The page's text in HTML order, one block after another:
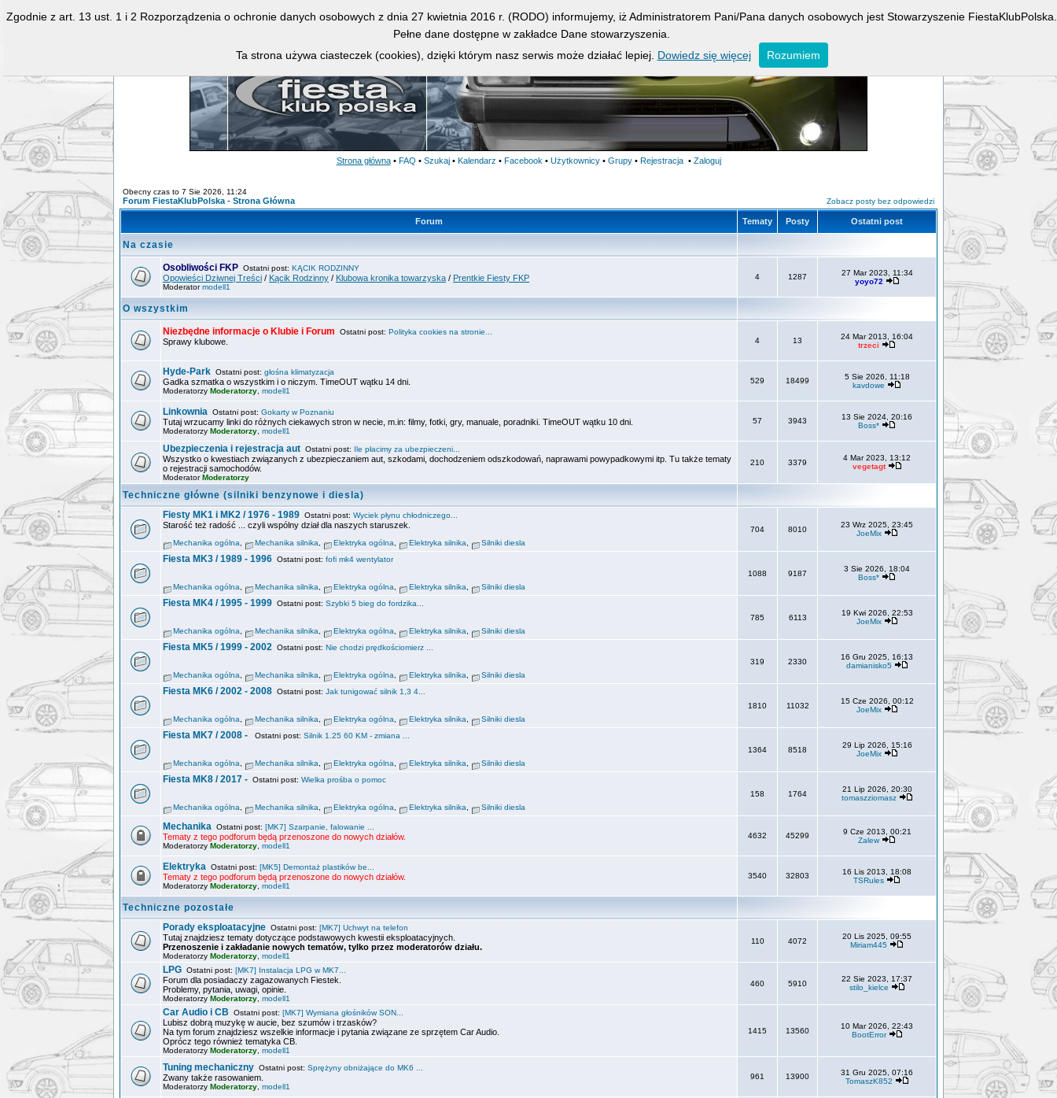
Strona główna • FAQ • Szukaj • Kalendarz • Facebook • Użytkownicy • Grupy • Rejestracja • Zaloguj
Obecny czas to 7 Sie 2026, 11:24
Forum FiestaKlubPolska - Strona Główna Zobacz posty bez odpowiedzi
Forum Tematy Posty Ostatni post
Na czasie
Osobliwości FKP Ostatni post: KĄCIK RODZINNY
Opowieści Dziwnej Treści / Kącik Rodzinny / Klubowa kronika towarzyska / Prentkie Fiesty FKP
Moderatormodell1
4 1287
27 Mar 2023, 11:34
yoyo72
O wszystkim
Niezbędne informacje o Klubie i Forum Ostatni post: Polityka cookies na stronie...
Sprawy klubowe. 4 13
24 Mar 2013, 16:04
trzeci
Hyde-Park Ostatni post: głośna klimatyzacja
Gadka szmatka o wszystkim i o niczym. TimeOUT wątku 14 dni.
Moderatorzy Moderatorzy modell1
529 18499
5 Sie 2026, 11:18
kavdowe
Linkownia Ostatni post: Gokarty w Poznaniu
Tutaj wrzucamy linki do różnych ciekawych stron w necie, m.in: filmy, fotki, gry, manuale, poradniki. TimeOUT wątku 10 dni.
Moderatorzy Moderatorzy modell1
57 3943
13 Sie 2024, 20:16
Boss*
Ubezpieczenia i rejestracja aut Ostatni post: Ile płacimy za ubezpieczeni...
Wszystko o kwestiach związanych z ubezpieczaniem aut, szkodami, dochodzeniem odszkodowań, naprawami powypadkowymi itp. Tu także tematy
o rejestracji samochodów.
ModeratorModeratorzy
210 3379
4 Mar 2023, 13:12
vegetagt
Techniczne główne (silniki benzynowe i diesla)
Fiesty MK1 i MK2 / 1976 - 1989 Ostatni post: Wyciek płynu chłodniczego...
Starość też radość ... czyli wspólny dział dla naszych staruszek.
Mechanika ogólna Mechanika silnika Elektryka ogólna Elektryka silnika Silniki diesla
704 8010
23 Wrz 2025, 23:45
JoeMix
Fiesta MK3 / 1989 - 1996 Ostatni post: fofi mk4 wentylator
Mechanika ogólna Mechanika silnika Elektryka ogólna Elektryka silnika Silniki diesla
1088 9187
3 Sie 2026, 18:04
Boss*
Fiesta MK4 / 1995 - 1999 Ostatni post: Szybki 5 bieg do fordzika...
Mechanika ogólna Mechanika silnika Elektryka ogólna Elektryka silnika Silniki diesla
785 6113
19 Kwi 2026, 22:53
JoeMix
Fiesta MK5 / 1999 - 2002 Ostatni post: Nie chodzi prędkościomierz ...
Mechanika ogólna Mechanika silnika Elektryka ogólna Elektryka silnika Silniki diesla
319 2330
16 Gru 2025, 16:13
damianisko5
Fiesta MK6 / 2002 - 2008 Ostatni post: Jak tunigować silnik 1,3 4...
Mechanika ogólna Mechanika silnika Elektryka ogólna Elektryka silnika Silniki diesla
1810 11032
15 Cze 2026, 00:12
JoeMix
Fiesta MK7 / 2008 - Ostatni post: Silnik 1.25 60 KM - zmiana ...
Mechanika ogólna Mechanika silnika Elektryka ogólna Elektryka silnika Silniki diesla
1364 8518
29 Lip 2026, 15:16
JoeMix
Fiesta MK8 / 2017 - Ostatni post: Wielka prośba o pomoc
Mechanika ogólna Mechanika silnika Elektryka ogólna Elektryka silnika Silniki diesla
158 1764
21 Lip 2026, 20:30
tomaszziomasz
Mechanika Ostatni post: [MK7] Szarpanie, falowanie ...
Tematy z tego podforum będą przenoszone do nowych działów.
Moderatorzy Moderatorzy modell1
4632 45299
9 Cze 2013, 00:21
Zalew
Elektryka Ostatni post: [MK5] Demontaż plastików be...
Tematy z tego podforum będą przenoszone do nowych działów.
Moderatorzy Moderatorzy modell1
3540 32803
16 Lis 2013, 18:08
TSRules
Techniczne pozostałe
Porady eksploatacyjne Ostatni post: [MK7] Uchwyt na telefon
Tutaj znajdziesz tematy dotyczące podstawowych kwestii eksploatacyjnych.
Przenoszenie i zakładanie nowych tematów, tylko przez moderatorów działu.
Moderatorzy Moderatorzy modell1
110 4072
20 Lis 2025, 09:55
Miriam445
LPG Ostatni post: [MK7] Instalacja LPG w MK7...
Forum dla posiadaczy zagazowanych Fiestek.
Problemy, pytania, uwagi, opinie.
Moderatorzy Moderatorzy modell1
460 5910
22 Sie 2023, 17:37
stilo_kielce
Car Audio i CB Ostatni post: [MK7] Wymiana głośników SON...
Lubisz dobrą muzykę w aucie, bez szumów i trzasków?
Na tym forum znajdziesz wszelkie informacje i pytania związane ze sprzętem Car Audio.
Oprócz tego również tematyka CB.
Moderatorzy Moderatorzy modell1
1415 13560
10 Mar 2026, 22:43
BootError
Tuning mechaniczny Ostatni post: Sprężyny obniżające do MK6 ...
Zwany także rasowaniem.
Moderatorzy Moderatorzy modell1
961 13900
31 Gru 2025, 07:16
TomaszK852
Zgodnie z art. 13 ust. 1 i 2 Rozporządzenia o ochronie danych osobowych z dnia 27 kwietnia 2016 r. (RODO) informujemy, iż Administratorem Pani/Pana danych osobowych jest Stowarzyszenie FiestaKlubPolska.
Pełne dane dostępne w zakładce Dane stowarzyszenia.
Ta strona używa ciasteczek (cookies), dzięki którym nasz serwis może działać lepiej. Dowiedz się więcej Rozumiem